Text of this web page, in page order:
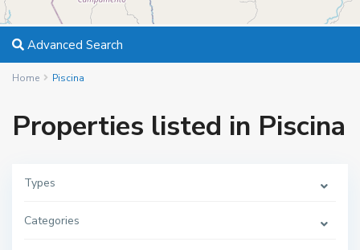
Advanced Search
Home Piscina
Properties listed in Piscina
Types
Categories